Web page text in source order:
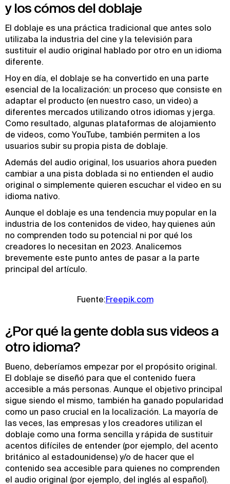
y los cómos del doblaje
El doblaje es una práctica tradicional que antes solo
utilizaba la industria del cine y la televisión para
sustituir el audio original hablado por otro en un idioma
diferente.
Hoy en día, el doblaje se ha convertido en una parte
esencial de la localización: un proceso que consiste en
adaptar el producto (en nuestro caso, un video) a
diferentes mercados utilizando otros idiomas y jerga.
Como resultado, algunas plataformas de alojamiento
de videos, como YouTube, también permiten a los
usuarios subir su propia pista de doblaje.
Además del audio original, los usuarios ahora pueden
cambiar a una pista doblada si no entienden el audio
original o simplemente quieren escuchar el video en su
idioma nativo.
Aunque el doblaje es una tendencia muy popular en la
industria de los contenidos de video, hay quienes aún
no comprenden todo su potencial ni por qué los
creadores lo necesitan en 2023. Analicemos
brevemente este punto antes de pasar a la parte
principal del artículo.
Fuente:Freepik.com
¿Por qué la gente dobla sus videos a
otro idioma?
Bueno, deberíamos empezar por el propósito original.
El doblaje se diseñó para que el contenido fuera
accesible a más personas. Aunque el objetivo principal
sigue siendo el mismo, también ha ganado popularidad
como un paso crucial en la localización. La mayoría de
las veces, las empresas y los creadores utilizan el
doblaje como una forma sencilla y rápida de sustituir
acentos difíciles de entender (por ejemplo, del acento
británico al estadounidense) y/o de hacer que el
contenido sea accesible para quienes no comprenden
el audio original (por ejemplo, del inglés al español).